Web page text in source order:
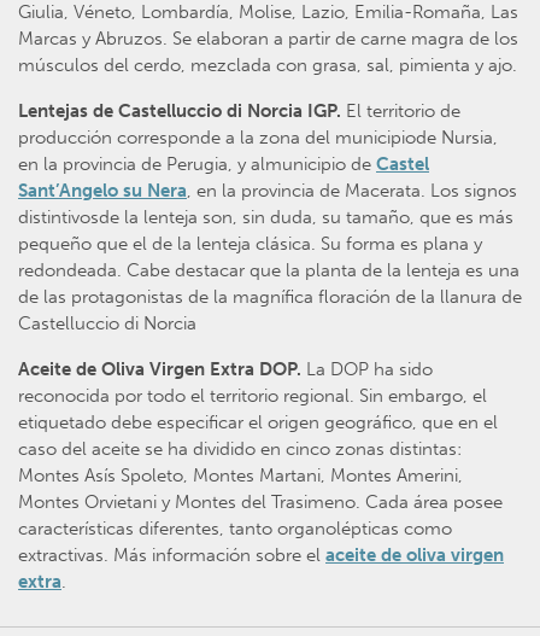
Giulia, Véneto, Lombardía, Molise, Lazio, Emilia-Romaña, Las
Marcas y Abruzos. Se elaboran a partir de carne magra de los
músculos del cerdo, mezclada con grasa, sal, pimienta y ajo.
Lentejas de Castelluccio di Norcia IGP. El territorio de
producción corresponde a la zona del municipiode Nursia,
en la provincia de Perugia, y almunicipio de Castel
Sant’Angelo su Nera, en la provincia de Macerata. Los signos
distintivosde la lenteja son, sin duda, su tamaño, que es más
pequeño que el de la lenteja clásica. Su forma es plana y
redondeada. Cabe destacar que la planta de la lenteja es una
de las protagonistas de la magnífica floración de la llanura de
Castelluccio di Norcia
Aceite de Oliva Virgen Extra DOP. La DOP ha sido
reconocida por todo el territorio regional. Sin embargo, el
etiquetado debe especificar el origen geográfico, que en el
caso del aceite se ha dividido en cinco zonas distintas:
Montes Asís Spoleto, Montes Martani, Montes Amerini,
Montes Orvietani y Montes del Trasimeno. Cada área posee
características diferentes, tanto organolépticas como
extractivas. Más información sobre el aceite de oliva virgen
extra.